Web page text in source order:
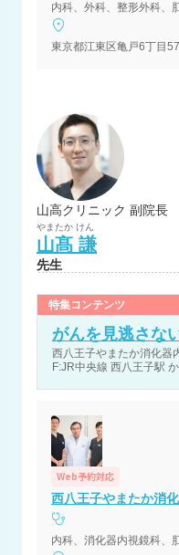
内科、外科、整形外科、
東京都江東区亀戸6丁目
山高クリニック 副院長
やまたか けん
山髙 謙
先生
特集コンテンツ
がんを見逃さな
西八王子やまたか消化器
F:JR中央線 西八王子駅
Web予約対応
西八王子やまたか消
内科、消化器内視鏡科、